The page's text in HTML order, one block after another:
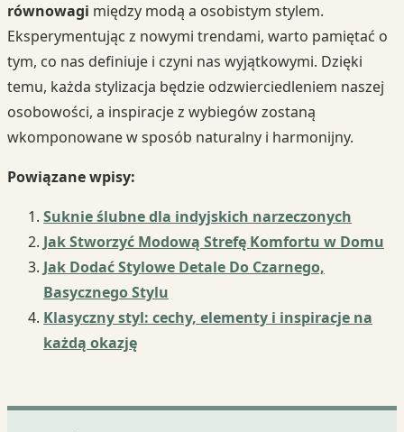
równowagi między modą a osobistym stylem.
Eksperymentując z nowymi trendami, warto pamiętać o
tym, co nas definiuje i czyni nas wyjątkowymi. Dzięki
temu, każda stylizacja będzie odzwierciedleniem naszej
osobowości, a inspiracje z wybiegów zostaną
wkomponowane w sposób naturalny i harmonijny.
Powiązane wpisy:
Suknie ślubne dla indyjskich narzeczonych
Jak Stworzyć Modową Strefę Komfortu w Domu
Jak Dodać Stylowe Detale Do Czarnego,
Basycznego Stylu
Klasyczny styl: cechy, elementy i inspiracje na
każdą okazję